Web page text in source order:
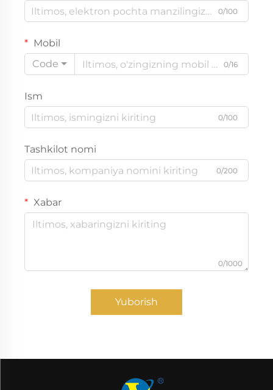
0/100
Mobil
Code
0/16
Ism
0/100
Tashkilot nomi
0/200
Xabar
0/1000
Yuborish